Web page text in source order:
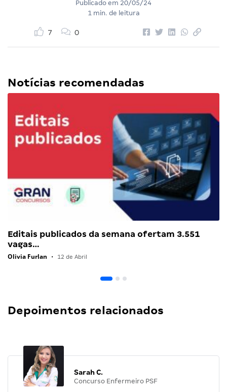
Publicado em 20/05/24
1 min. de leitura
7 0
Notícias recomendadas
Editais publicados da semana ofertam 3.551
vagas…
Olivia Furlan • 12 de Abril
Depoimentos relacionados
Sarah C.
Concurso Enfermeiro PSF